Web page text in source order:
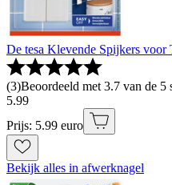
De tesa Klevende Spijkers voor
(3)Beoordeeld met 3.7 van de 5
5.99
Prijs: 5.99 euro
Bekijk alles in afwerknagel